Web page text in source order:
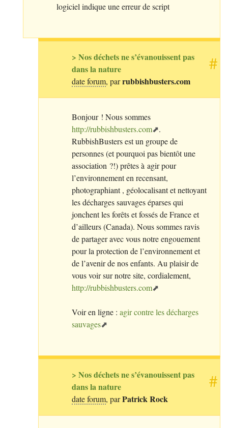
logiciel indique une erreur de script
#
> Nos déchets ne s’évanouissent pas
dans la nature
date forum, parrubbishbusters.com
Bonjour ! Nous sommes
http://rubbishbusters.com
.
RubbishBusters est un groupe de
personnes (et pourquoi pas bientôt une
association ?!) prêtes à agir pour
l’environnement en recensant,
photographiant , géolocalisant et nettoyant
les décharges sauvages éparses qui
jonchent les forêts et fossés de France et
d’ailleurs (Canada). Nous sommes ravis
de partager avec vous notre engouement
pour la protection de l’environnement et
de l’avenir de nos enfants. Au plaisir de
vous voir sur notre site, cordialement,
http://rubbishbusters.com
Voir en ligne : agir contre les décharges
sauvages
#
> Nos déchets ne s’évanouissent pas
dans la nature
date forum, parPatrick Rock